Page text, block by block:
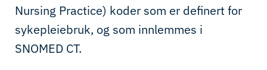
Nursing Practice) koder som er definert for
sykepleiebruk, og som innlemmes i
SNOMED CT.